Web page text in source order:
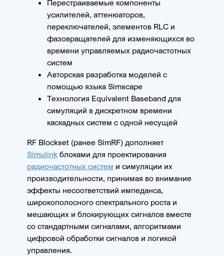
Перестраиваемые компоненты
усилителей, аттенюаторов,
переключателей, элементов RLC и
фазовращателей для изменяющихся во
времени управляемых радиочастотных
систем
Авторская разработка моделей с
помощью языка Simscape
Технология Equivalent Baseband для
симуляций в дискретном времени
каскадных систем с одной несущей
RF Blockset (ранее SimRF) дополняет
Simulink блоками для проектирования
радиочастотных систем и симуляции их
производительности, принимая во внимание
эффекты несоответствий импеданса,
широкополосного спектрального роста и
мешающих и блокирующих сигналов вместе
со стандартными сигналами, алгоритмами
цифровой обработки сигналов и логикой
управления.